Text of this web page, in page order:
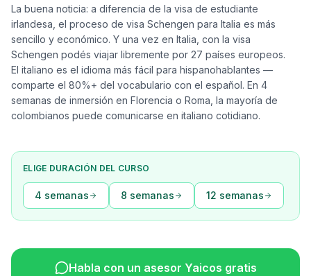
La buena noticia: a diferencia de la visa de estudiante
irlandesa, el proceso de visa Schengen para Italia es más
sencillo y económico. Y una vez en Italia, con la visa
Schengen podés viajar libremente por 27 países europeos.
El italiano es el idioma más fácil para hispanohablantes —
comparte el 80%+ del vocabulario con el español. En 4
semanas de inmersión en Florencia o Roma, la mayoría de
colombianos puede comunicarse en italiano cotidiano.
ELIGE DURACIÓN DEL CURSO
4 semanas 8 semanas 12 semanas
Habla con un asesor Yaicos gratis